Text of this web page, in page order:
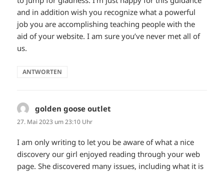
and in addition wish you recognize what a powerful
job you are accomplishing teaching people with the
aid of your website. I am sure you’ve never met all of
us.
ANTWORTEN
golden goose outlet
27. Mai 2023 um 23:10 Uhr
I am only writing to let you be aware of what a nice
discovery our girl enjoyed reading through your web
page. She discovered many issues, including what it is